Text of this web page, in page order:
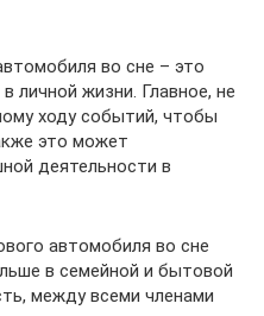
во сне – это
личной жизни. Главное, не
ходу событий, чтобы
это может
деятельности в
автомобиля во сне
в семейной и бытовой
между всеми членами